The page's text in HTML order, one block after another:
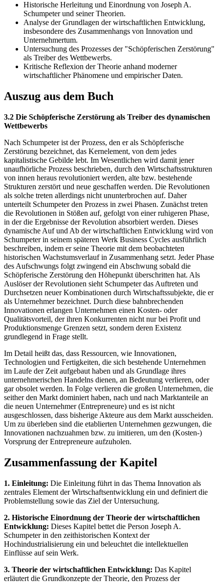
Historische Herleitung und Einordnung von Joseph A.
Schumpeter und seiner Theorien.
Analyse der Grundlagen der wirtschaftlichen Entwicklung,
insbesondere des Zusammenhangs von Innovation und
Unternehmertum.
Untersuchung des Prozesses der "Schöpferischen Zerstörung"
als Treiber des Wettbewerbs.
Kritische Reflexion der Theorie anhand moderner
wirtschaftlicher Phänomene und empirischer Daten.
Auszug aus dem Buch
3.2 Die Schöpferische Zerstörung als Treiber des dynamischen
Wettbewerbs
Nach Schumpeter ist der Prozess, den er als Schöpferische
Zerstörung bezeichnet, das Kernelement, von dem jedes
kapitalistische Gebilde lebt. Im Wesentlichen wird damit jener
unaufhörliche Prozess beschrieben, durch den Wirtschaftsstrukturen
von innen heraus revolutioniert werden, alte bzw. bestehende
Strukturen zerstört und neue geschaffen werden. Die Revolutionen
als solche treten allerdings nicht ununterbrochen auf. Daher
unterteilt Schumpeter den Prozess in zwei Phasen. Zunächst treten
die Revolutionen in Stößen auf, gefolgt von einer ruhigeren Phase,
in der die Ergebnisse der Revolution absorbiert werden. Dieses
dynamische Auf und Ab der wirtschaftlichen Entwicklung wird von
Schumpeter in seinem späteren Werk Business Cycles ausführlich
beschreiben, indem er seine Theorie mit dem beobachteten
historischen Wachstumsverlauf in Zusammenhang setzt. Jeder Phase
des Aufschwungs folgt zwingend ein Abschwung sobald die
Schöpferische Zerstörung den Höhepunkt überschritten hat. Als
Auslöser der Revolutionen sieht Schumpeter das Auftreten und
Durchsetzen neuer Kombinationen durch Wirtschaftssubjekte, die er
als Unternehmer bezeichnet. Durch diese bahnbrechenden
Innovationen erlangen Unternehmen einen Kosten- oder
Qualitätsvorteil, der ihren Konkurrenten nicht nur bei Profit und
Produktionsmenge Grenzen setzt, sondern deren Existenz
grundlegend in Frage stellt.
Im Detail heißt das, dass Ressourcen, wie Innovationen,
Technologien und Fertigkeiten, die sich bestehende Unternehmen
im Laufe der Zeit aufgebaut haben und als Grundlage ihres
unternehmerischen Handelns dienen, an Bedeutung verlieren, oder
gar obsolet werden. In Folge verlieren die großen Unternehmen, die
seither den Markt dominiert haben, nach und nach Marktanteile an
die neuen Unternehmer (Entrepreneure) und es ist nicht
ausgeschlossen, dass bisherige Akteure aus dem Markt ausscheiden.
Um zu überleben sind die etablierten Unternehmen gezwungen, die
Innovationen nachzuahmen bzw. zu imitieren, um den (Kosten-)
Vorsprung der Entrepreneure aufzuholen.
Zusammenfassung der Kapitel
1. Einleitung: Die Einleitung führt in das Thema Innovation als
zentrales Element der Wirtschaftsentwicklung ein und definiert die
Problemstellung sowie das Ziel der Untersuchung.
2. Historische Einordnung der Theorie der wirtschaftlichen
Entwicklung: Dieses Kapitel bettet die Person Joseph A.
Schumpeter in den zeithistorischen Kontext der
Hochindustrialisierung ein und beleuchtet die intellektuellen
Einflüsse auf sein Werk.
3. Theorie der wirtschaftlichen Entwicklung: Das Kapitel
erläutert die Grundkonzepte der Theorie, den Prozess der